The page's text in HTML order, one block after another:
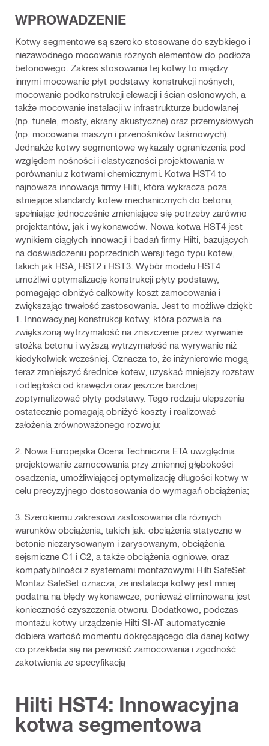
WPROWADZENIE
Kotwy segmentowe są szeroko stosowane do szybkiego i
niezawodnego mocowania różnych elementów do podłoża
betonowego. Zakres stosowania tej kotwy to między
innymi mocowanie płyt podstawy konstrukcji nośnych,
mocowanie podkonstrukcji elewacji i ścian osłonowych, a
także mocowanie instalacji w infrastrukturze budowlanej
(np. tunele, mosty, ekrany akustyczne) oraz przemysłowych
(np. mocowania maszyn i przenośników taśmowych).
Jednakże kotwy segmentowe wykazały ograniczenia pod
względem nośności i elastyczności projektowania w
porównaniu z kotwami chemicznymi. Kotwa HST4 to
najnowsza innowacja firmy Hilti, która wykracza poza
istniejące standardy kotew mechanicznych do betonu,
spełniając jednocześnie zmieniające się potrzeby zarówno
projektantów, jak i wykonawców. Nowa kotwa HST4 jest
wynikiem ciągłych innowacji i badań firmy Hilti, bazujących
na doświadczeniu poprzednich wersji tego typu kotew,
takich jak HSA, HST2 i HST3. Wybór modelu HST4
umożliwi optymalizację konstrukcji płyty podstawy,
pomagając obniżyć całkowity koszt zamocowania i
zwiększając trwałość zastosowania. Jest to możliwe dzięki:
1. Innowacyjnej konstrukcji kotwy, która pozwala na
zwiększoną wytrzymałość na zniszczenie przez wyrwanie
stożka betonu i wyższą wytrzymałość na wyrywanie niż
kiedykolwiek wcześniej. Oznacza to, że inżynierowie mogą
teraz zmniejszyć średnice kotew, uzyskać mniejszy rozstaw
i odległości od krawędzi oraz jeszcze bardziej
zoptymalizować płyty podstawy. Tego rodzaju ulepszenia
ostatecznie pomagają obniżyć koszty i realizować
założenia zrównoważonego rozwoju;
2. Nowa Europejska Ocena Techniczna ETA uwzględnia
projektowanie zamocowania przy zmiennej głębokości
osadzenia, umożliwiającej optymalizację długości kotwy w
celu precyzyjnego dostosowania do wymagań obciążenia;
3. Szerokiemu zakresowi zastosowania dla różnych
warunków obciążenia, takich jak: obciążenia statyczne w
betonie niezarysowanym i zarysowanym, obciążenia
sejsmiczne C1 i C2, a także obciążenia ogniowe, oraz
kompatybilności z systemami montażowymi Hilti SafeSet.
Montaż SafeSet oznacza, że instalacja kotwy jest mniej
podatna na błędy wykonawcze, ponieważ eliminowana jest
konieczność czyszczenia otworu. Dodatkowo, podczas
montażu kotwy urządzenie Hilti SI-AT automatycznie
dobiera wartość momentu dokręcającego dla danej kotwy
co przekłada się na pewność zamocowania i zgodność
zakotwienia ze specyfikacją
Hilti HST4: Innowacyjna
kotwa segmentowa